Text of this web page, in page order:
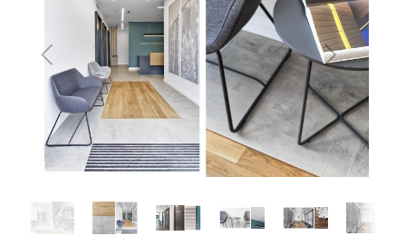
Poprzedni Następny